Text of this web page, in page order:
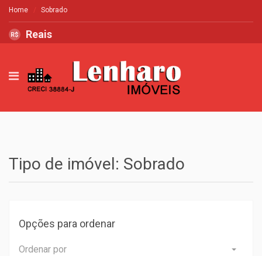
Home Sobrado
R$ Reais
Tipo de imóvel: Sobrado
Opções para ordenar
Ordenar por